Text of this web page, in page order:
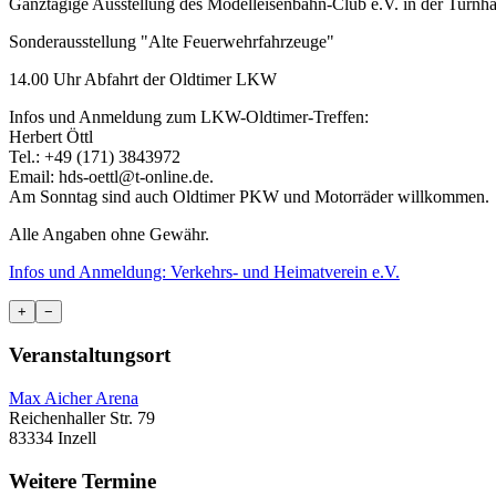
Sonderausstellung "Alte Feuerwehrfahrzeuge"
14.00 Uhr Abfahrt der Oldtimer LKW
Infos und Anmeldung zum LKW-Oldtimer-Treffen:
Herbert Öttl
Tel.: +49 (171) 3843972
Email: hds-oettl@t-online.de.
Am Sonntag sind auch Oldtimer PKW und Motorräder willkommen.
Alle Angaben ohne Gewähr.
Infos und Anmeldung: Verkehrs- und Heimatverein e.V.
+ −
Veranstaltungsort
Max Aicher Arena
Reichenhaller Str. 79
83334 Inzell
Weitere Termine